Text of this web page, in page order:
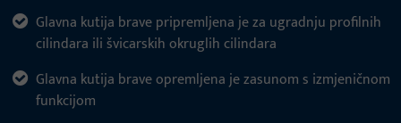
Glavna kutija brave pripremljena je za ugradnju profilnih
cilindara ili švicarskih okruglih cilindara
Glavna kutija brave opremljena je zasunom s izmjeničnom
funkcijom